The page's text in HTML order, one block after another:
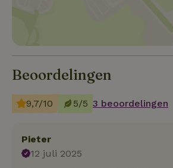
Beoordelingen
9,7/10 5/5 3 beoordelingen
Pieter
12 juli 2025